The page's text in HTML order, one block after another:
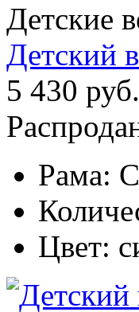
Детские
Детский
5 430 руб.
Рама:
Цвет: